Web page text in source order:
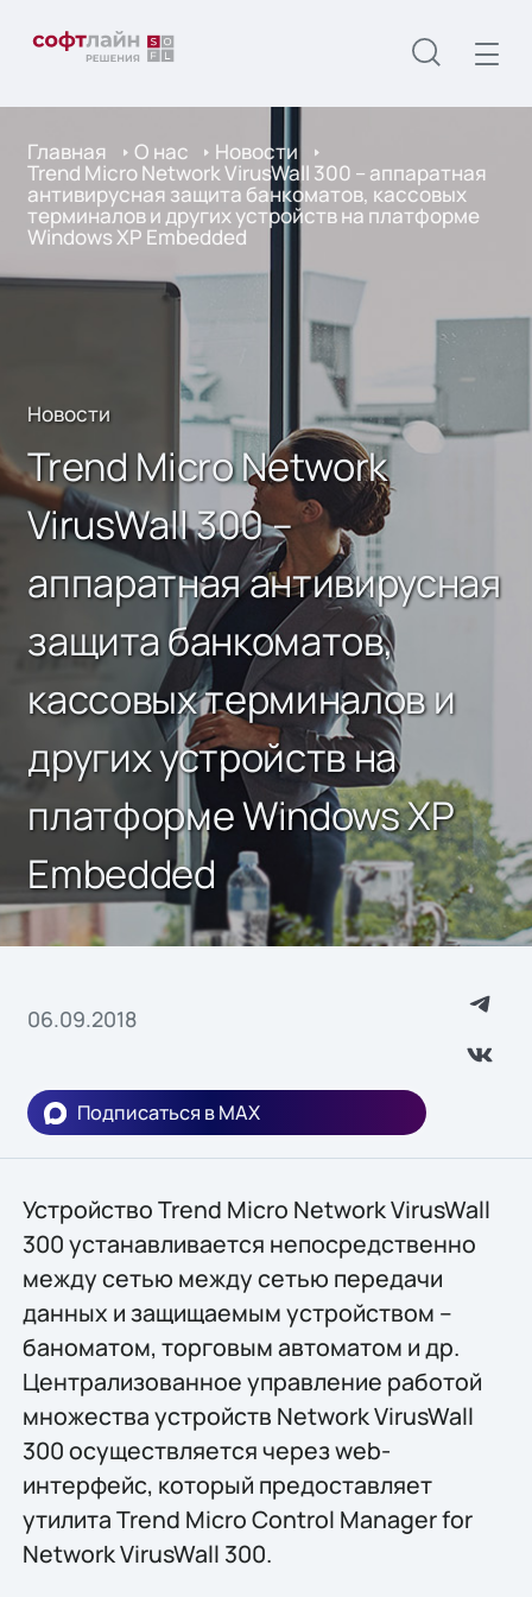
Главная О нас Новости
Trend Micro Network VirusWall 300 – аппаратная
антивирусная защита банкоматов, кассовых
терминалов и других устройств на платформе
Windows XP Embedded
Новости
Trend Micro Network
VirusWall 300 –
аппаратная антивирусная
защита банкоматов,
кассовых терминалов и
других устройств на
платформе Windows XP
Embedded
06.09.2018
Подписаться в MAX
Устройство Trend Micro Network VirusWall
300 устанавливается непосредственно
между сетью между сетью передачи
данных и защищаемым устройством –
баноматом, торговым автоматом и др.
Централизованное управление работой
множества устройств Network VirusWall
300 осуществляется через web-
интерфейс, который предоставляет
утилита Trend Micro Control Manager for
Network VirusWall 300.